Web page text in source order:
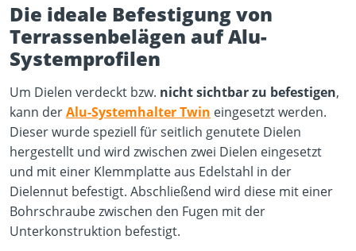
Die ideale Befestigung von
Terrassenbelägen auf Alu-
Systemprofilen
Um Dielen verdeckt bzw. nicht sichtbar zu befestigen,
kann derAlu-Systemhalter Twin eingesetzt werden.
Dieser wurde speziell für seitlich genutete Dielen
hergestellt und wird zwischen zwei Dielen eingesetzt
und mit einer Klemmplatte aus Edelstahl in der
Dielennut befestigt. Abschließend wird diese mit einer
Bohrschraube zwischen den Fugen mit der
Unterkonstruktion befestigt.